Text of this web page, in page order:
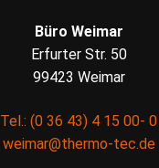
Büro Weimar
Erfurter Str. 50
99423 Weimar
Tel.: (0 36 43) 4 15 00- 0
weimar@thermo-tec.de